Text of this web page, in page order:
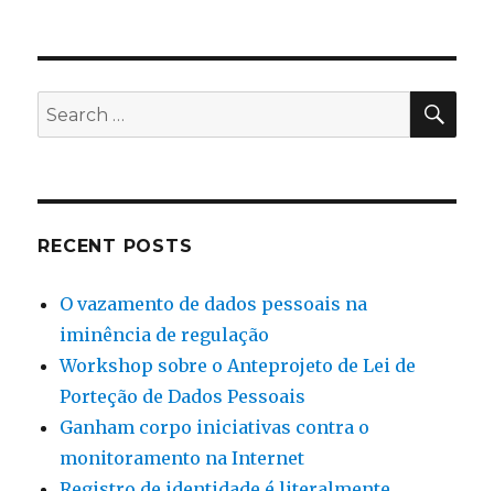
Search
for:
RECENT POSTS
O vazamento de dados pessoais na
iminência de regulação
Workshop sobre o Anteprojeto de Lei de
Porteção de Dados Pessoais
Ganham corpo iniciativas contra o
monitoramento na Internet